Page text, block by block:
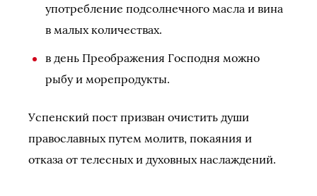
употребление подсолнечного масла и вина
в малых количествах.
в день Преображения Господня можно
рыбу и морепродукты.
Успенский пост призван очистить души
православных путем молитв, покаяния и
отказа от телесных и духовных наслаждений.